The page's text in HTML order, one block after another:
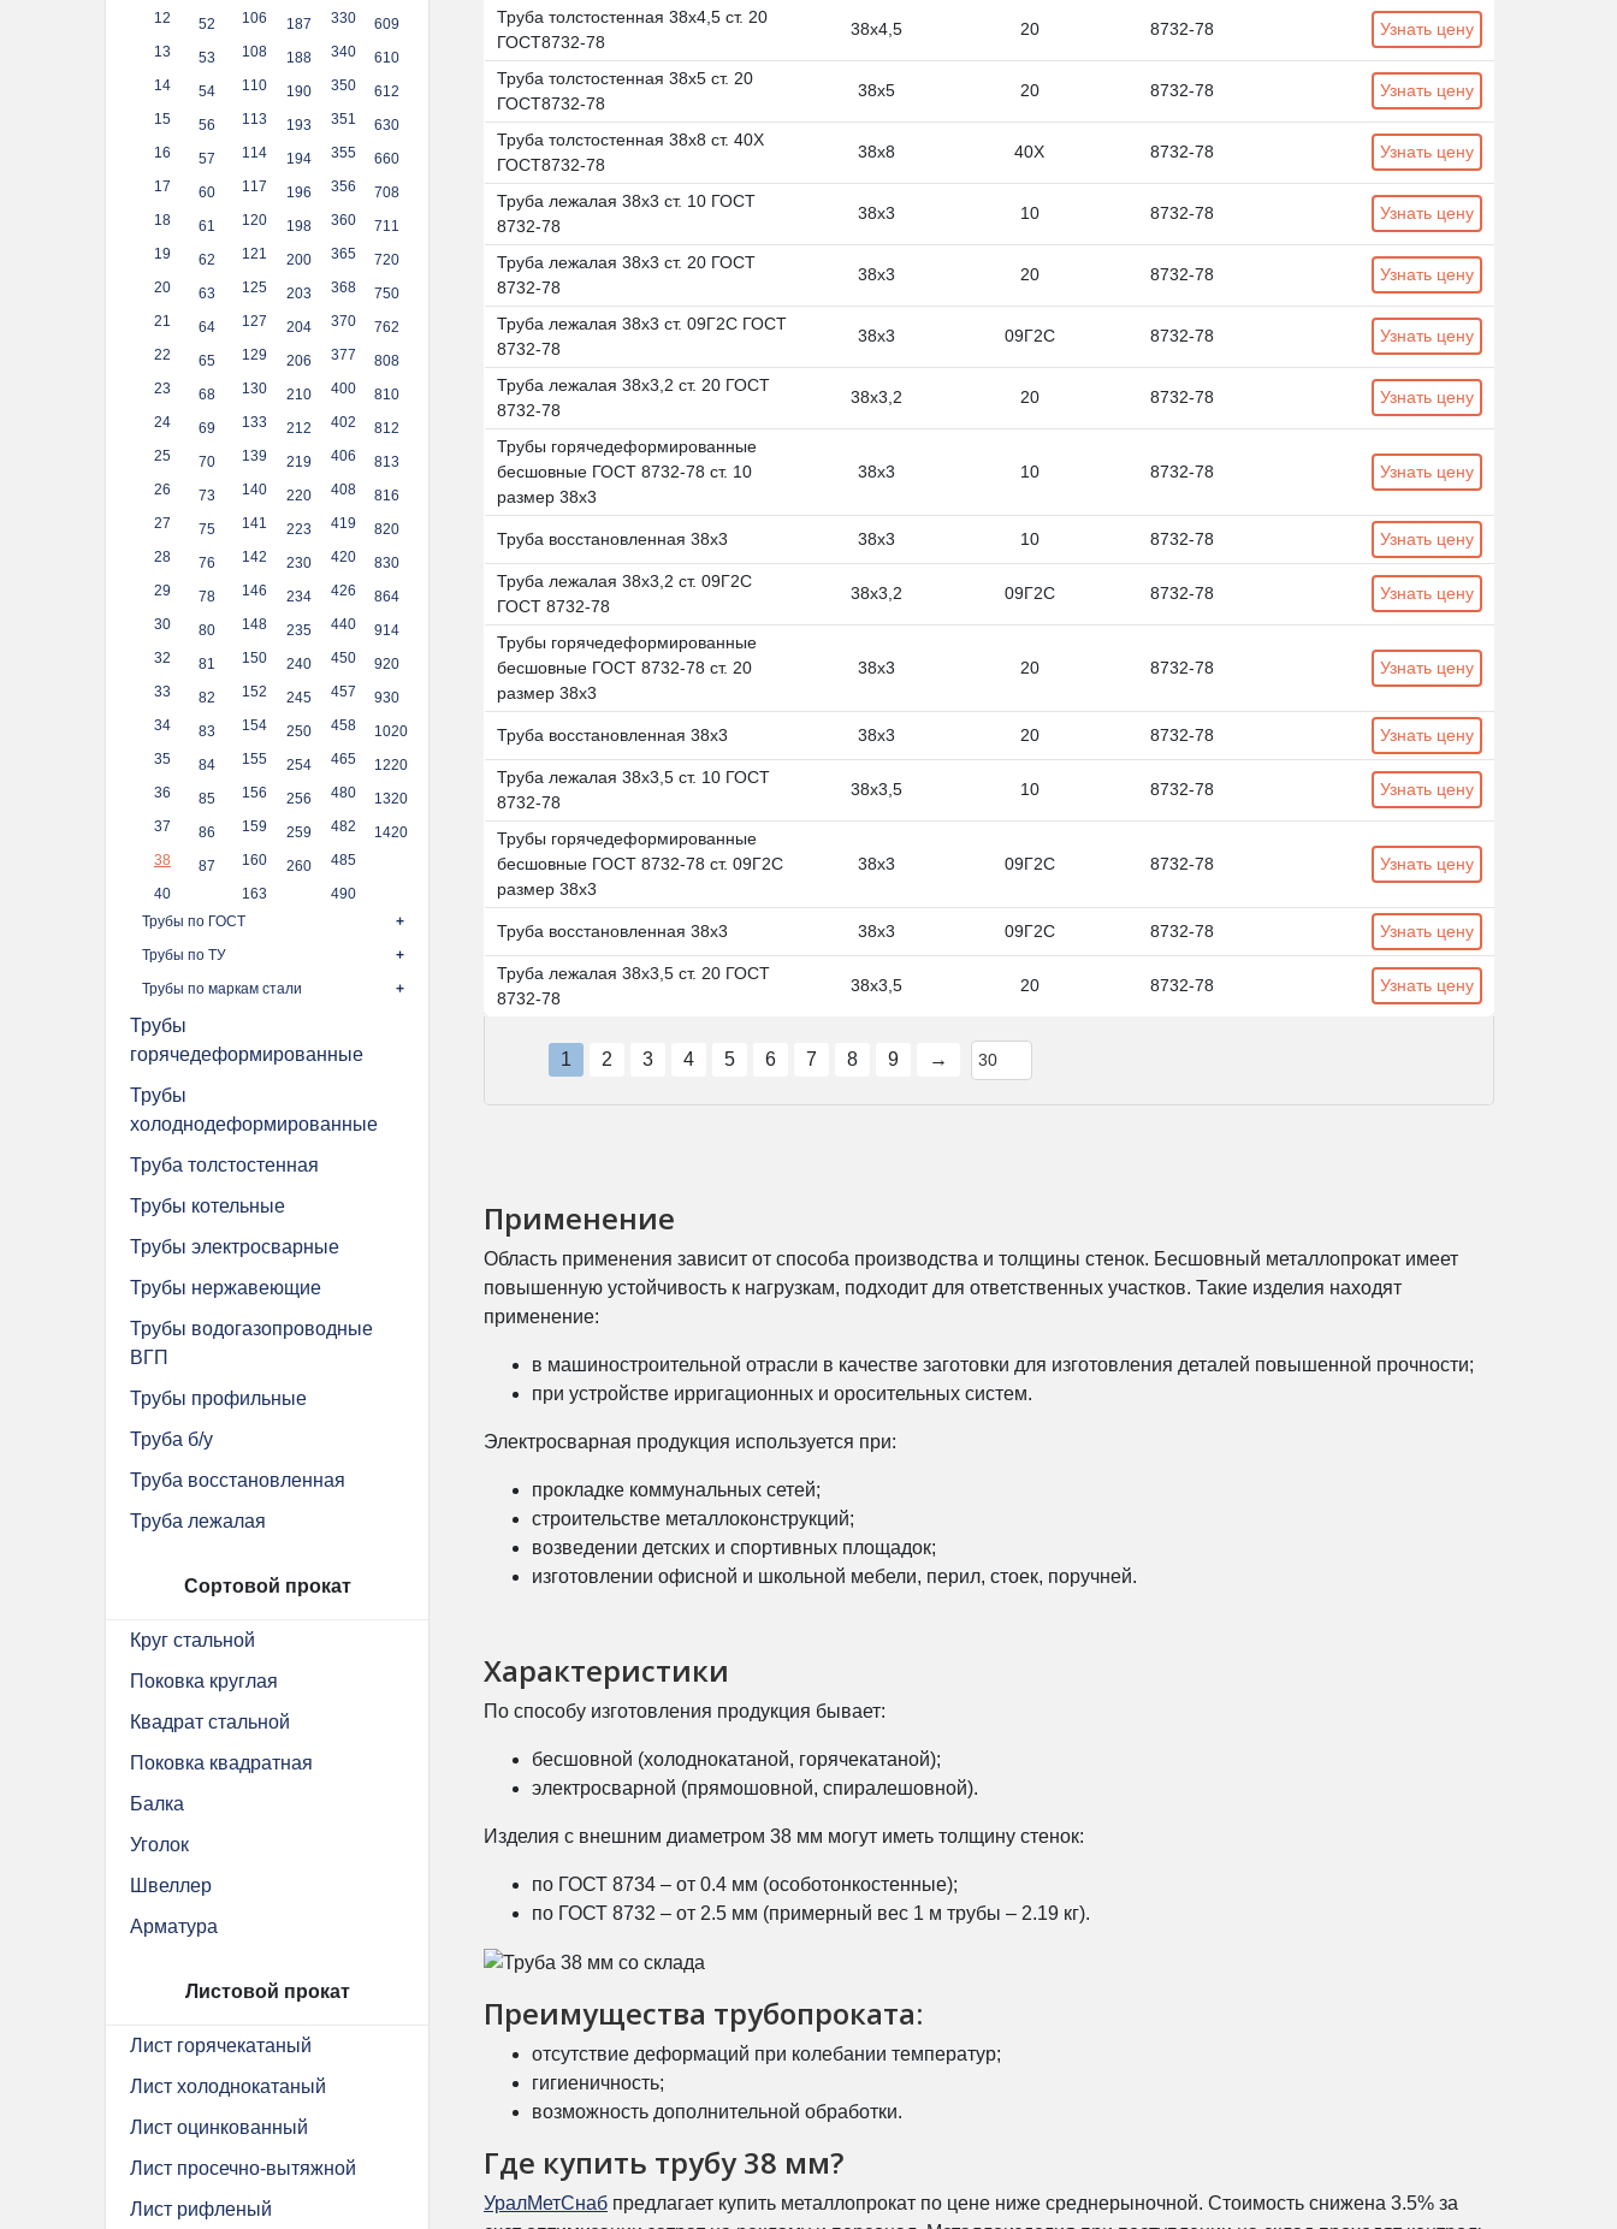
12
13
14
15
16
17
18
19
20
21
22
23
24
25
26
27
28
29
30
32
33
34
35
36
37
38
40
52
53
54
56
57
60
61
62
63
64
65
68
69
70
73
75
76
78
80
81
82
83
84
85
86
87
106
108
110
113
114
117
120
121
125
127
129
130
133
139
140
141
142
146
148
150
152
154
155
156
159
160
163
187
188
190
193
194
196
198
200
203
204
206
210
212
219
220
223
230
234
235
240
245
250
254
256
259
260
330
340
350
351
355
356
360
365
368
370
377
400
402
406
408
419
420
426
440
450
457
458
465
480
482
485
490
609
610
612
630
660
708
711
720
750
762
808
810
812
813
816
820
830
864
914
920
930
1020
1220
1320
1420
Трубы по ГОСТ
Трубы по ТУ
Трубы по маркам стали
Трубы
горячедеформированные
Трубы
холоднодеформированные
Труба толстостенная
Трубы котельные
Трубы электросварные
Трубы нержавеющие
Трубы водогазопроводные
ВГП
Трубы профильные
Труба б/у
Труба восстановленная
Труба лежалая
Сортовой прокат
Круг стальной
Поковка круглая
Квадрат стальной
Поковка квадратная
Балка
Уголок
Швеллер
Арматура
Листовой прокат
Лист горячекатаный
Лист холоднокатаный
Лист оцинкованный
Лист просечно-вытяжной
Лист рифленый
Труба толстостенная 38х4,5 ст. 20
ГОСТ8732-78
38х4,5 20 8732-78 Узнать цену
Труба толстостенная 38х5 ст. 20
ГОСТ8732-78
38х5 20 8732-78 Узнать цену
Труба толстостенная 38х8 ст. 40Х
ГОСТ8732-78
38х8 40Х 8732-78 Узнать цену
Труба лежалая 38х3 ст. 10 ГОСТ
8732-78
38х3 10 8732-78 Узнать цену
Труба лежалая 38х3 ст. 20 ГОСТ
8732-78
38х3 20 8732-78 Узнать цену
Труба лежалая 38х3 ст. 09Г2С ГОСТ
8732-78
38х3 09Г2С 8732-78 Узнать цену
Труба лежалая 38х3,2 ст. 20 ГОСТ
8732-78
38х3,2 20 8732-78 Узнать цену
Трубы горячедеформированные
бесшовные ГОСТ 8732-78 ст. 10
размер 38х3
38х3 10 8732-78 Узнать цену
Труба восстановленная 38х3 38х3 10 8732-78 Узнать цену
Труба лежалая 38х3,2 ст. 09Г2С
ГОСТ 8732-78
38х3,2 09Г2С 8732-78 Узнать цену
Трубы горячедеформированные
бесшовные ГОСТ 8732-78 ст. 20
размер 38х3
38х3 20 8732-78 Узнать цену
Труба восстановленная 38х3 38х3 20 8732-78 Узнать цену
Труба лежалая 38х3,5 ст. 10 ГОСТ
8732-78
38х3,5 10 8732-78 Узнать цену
Трубы горячедеформированные
бесшовные ГОСТ 8732-78 ст. 09Г2С
размер 38х3
38х3 09Г2С 8732-78 Узнать цену
Труба восстановленная 38х3 38х3 09Г2С 8732-78 Узнать цену
Труба лежалая 38х3,5 ст. 20 ГОСТ
8732-78
38х3,5 20 8732-78 Узнать цену
1 2 3 4 5 6 7 8 9 →
Применение
Область применения зависит от способа производства и толщины стенок. Бесшовный металлопрокат имеет
повышенную устойчивость к нагрузкам, подходит для ответственных участков. Такие изделия находят
применение:
в машиностроительной отрасли в качестве заготовки для изготовления деталей повышенной прочности;
при устройстве ирригационных и оросительных систем.
Электросварная продукция используется при:
прокладке коммунальных сетей;
строительстве металлоконструкций;
возведении детских и спортивных площадок;
изготовлении офисной и школьной мебели, перил, стоек, поручней.
Характеристики
По способу изготовления продукция бывает:
бесшовной (холоднокатаной, горячекатаной);
электросварной (прямошовной, спиралешовной).
Изделия с внешним диаметром 38 мм могут иметь толщину стенок:
по ГОСТ 8734 – от 0.4 мм (особотонкостенные);
по ГОСТ 8732 – от 2.5 мм (примерный вес 1 м трубы – 2.19 кг).
Преимущества трубопроката:
отсутствие деформаций при колебании температур;
гигиеничность;
возможность дополнительной обработки.
Где купить трубу 38 мм?
УралМетСнаб предлагает купить металлопрокат по цене ниже среднерыночной. Стоимость снижена 3.5% за